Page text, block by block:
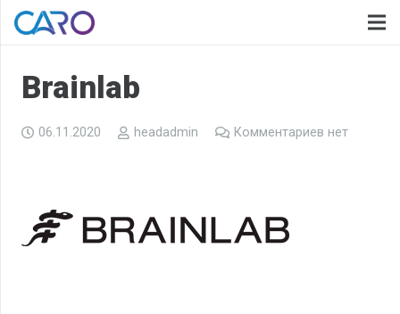
Brainlab
06.11.2020 headadmin Комментариев нет